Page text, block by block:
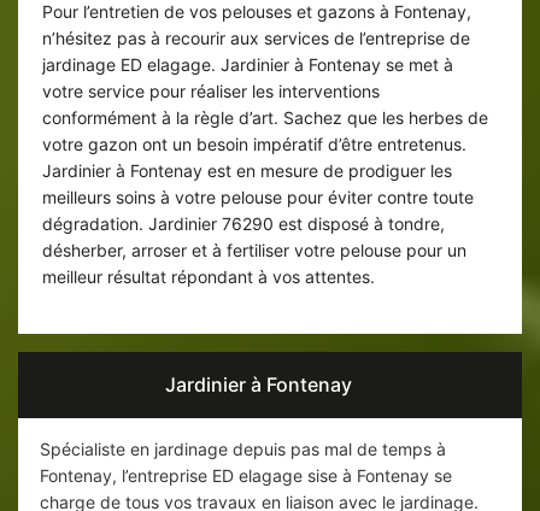
Pour l’entretien de vos pelouses et gazons à Fontenay,
n’hésitez pas à recourir aux services de l’entreprise de
jardinage ED elagage. Jardinier à Fontenay se met à
votre service pour réaliser les interventions
conformément à la règle d’art. Sachez que les herbes de
votre gazon ont un besoin impératif d’être entretenus.
Jardinier à Fontenay est en mesure de prodiguer les
meilleurs soins à votre pelouse pour éviter contre toute
dégradation. Jardinier 76290 est disposé à tondre,
désherber, arroser et à fertiliser votre pelouse pour un
meilleur résultat répondant à vos attentes.
Jardinier à Fontenay
Spécialiste en jardinage depuis pas mal de temps à
Fontenay, l’entreprise ED elagage sise à Fontenay se
charge de tous vos travaux en liaison avec le jardinage.